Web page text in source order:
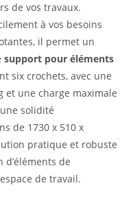
de vos travaux.
à vos besoins
il permet un
support pour éléments
six crochets, avec une
et une charge maximale
solidité
de 1730 x 510 x
pratique et robuste
de
de travail.